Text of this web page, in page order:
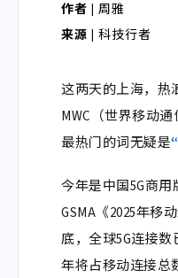
作者 | 周雅
来源 | 科技行者
这两天的上海，热
MWC（世界移动
最热门的词无疑是
今年是中国5G商
GSMA《2025年移
底，全球5G连接数
年将占移动连接总